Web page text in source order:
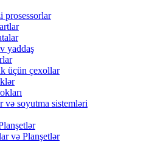
prosessorlar
yaddaş
üçün çexollar
və soyutma sistemləri
və Planşetlər